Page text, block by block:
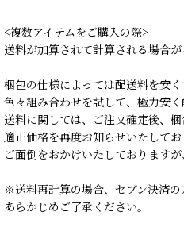
<複数アイテムをご購入の際>
送料が加算されて計算される場合が
梱包の仕様によっては配送料を安く
色々組み合わせを試して、極力安
送料に関しては、ご注文確定後、
適正価格を再度お知らせいたしてお
ご面倒をおかけいたしておりますが
※送料再計算の場合、セブン決済
あらかじめご了承ください。